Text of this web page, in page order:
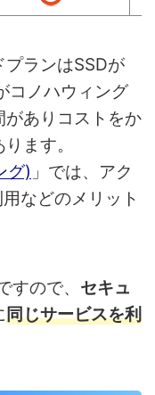
プランはSSDが
コノハウィング
がありコストをか
ます。
グ) 」では、アク
などのメリット
すので、 セキュ
同じサービスを利